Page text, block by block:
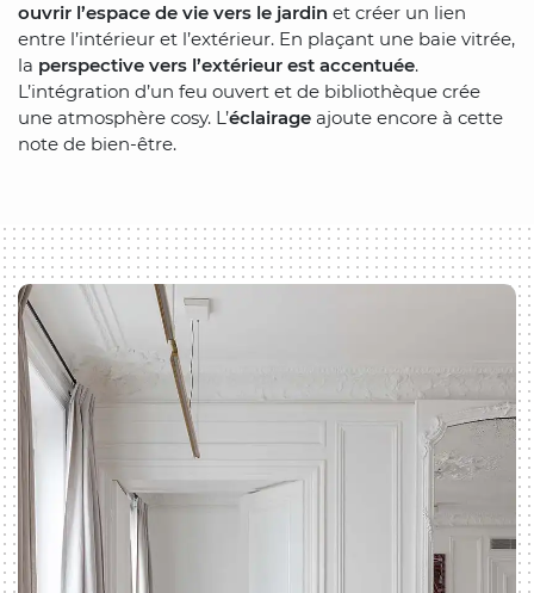
ouvrir l’espace de vie vers le jardin et créer un lien
entre l’intérieur et l’extérieur. En plaçant une baie vitrée,
la perspective vers l’extérieur est accentuée.
L’intégration d’un feu ouvert et de bibliothèque crée
une atmosphère cosy. L’éclairage ajoute encore à cette
note de bien-être.